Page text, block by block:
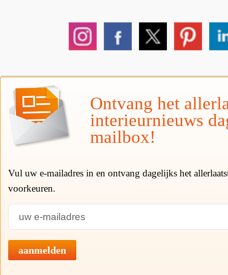
Ontvang het
interieurnieuws
mailbox!
Vul uw e-mailadres in en ontvang dagelijks het
voorkeuren.
aanmelden